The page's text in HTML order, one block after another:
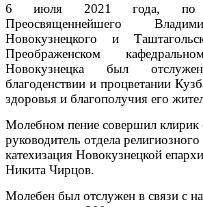
6 июля 2021 года, по
Преосвященнейшего
Новокузнецкого и
Преображенском
Новокузнецка был
благоденствии и процветании
здоровья и благополучия его
Молебном пение совершил клирик
руководитель отдела
катехизация Новокузнецкой
Никита Чирцов.
Молебен был отслужен в связи с